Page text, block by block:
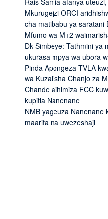
Rais Samia afanya
Mkurugejzi ORCI
cha matibabu ya saratani
Mfumo wa M+2
Dk Simbeye: Tathmini ya
ukurasa mpya wa ubora
Pinda Apongeza TVLA
wa Kuzalisha Chanjo za
Chande aihimiza FCC
kupitia Nanenane
NMB yageuza Nanenane
maarifa na uwezeshaji